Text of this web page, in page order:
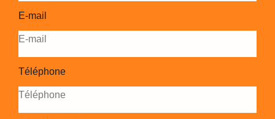
E-mail
Téléphone